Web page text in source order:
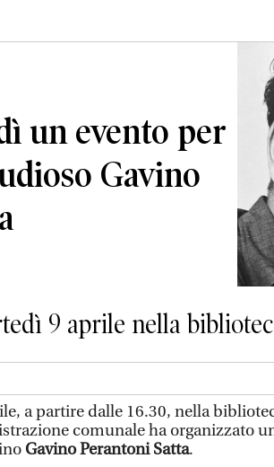
un evento per
Gavino
9 aprile nella
a partire dalle 16.30, nella
comunale ha organizzato
Gavino Perantoni Satta.